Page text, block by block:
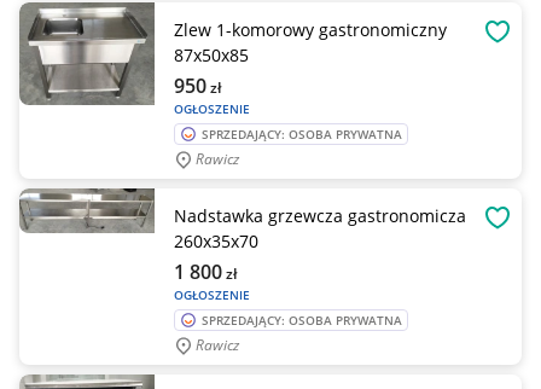
Zlew 1-komorowy gastronomiczny
87x50x85
OGŁOSZENIE
950zł
SPRZEDAJĄCY: OSOBA PRYWATNA
Rawicz
Nadstawka grzewcza gastronomicza
260x35x70
OGŁOSZENIE
1 800zł
SPRZEDAJĄCY: OSOBA PRYWATNA
Rawicz